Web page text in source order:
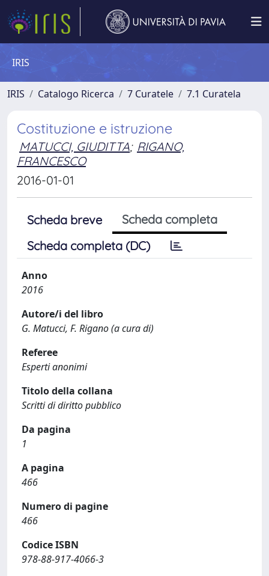
IRIS
IRIS Catalogo Ricerca 7 Curatele 7.1 Curatela
Costituzione e istruzione
MATUCCI, GIUDITTA; RIGANO,
FRANCESCO
2016-01-01
Scheda breve
Scheda completa
Scheda completa (DC)
Anno
2016
Autore/i del libro
G. Matucci, F. Rigano (a cura di)
Referee
Esperti anonimi
Titolo della collana
Scritti di diritto pubblico
Da pagina
1
A pagina
466
Numero di pagine
466
Codice ISBN
978-88-917-4066-3